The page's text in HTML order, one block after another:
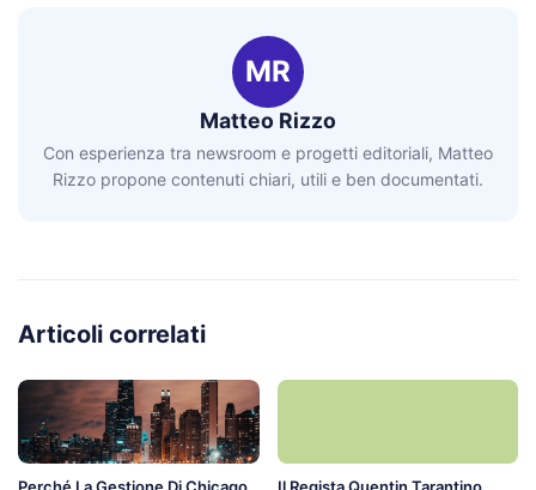
MR
Matteo Rizzo
Con esperienza tra newsroom e progetti editoriali, Matteo
Rizzo propone contenuti chiari, utili e ben documentati.
Articoli correlati
Perché La Gestione Di Chicago Il Regista Quentin Tarantino